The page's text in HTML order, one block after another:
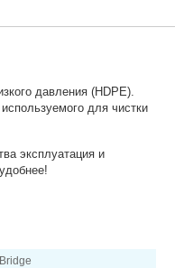
давления (HDPE).
для чистки
эксплуатация и
Bridge